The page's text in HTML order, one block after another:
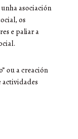
asociación
os
e paliar a
ou a creación
actividades